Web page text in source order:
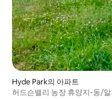
Hyde Park의 아파트
허드슨밸리 농장 휴양지-동/